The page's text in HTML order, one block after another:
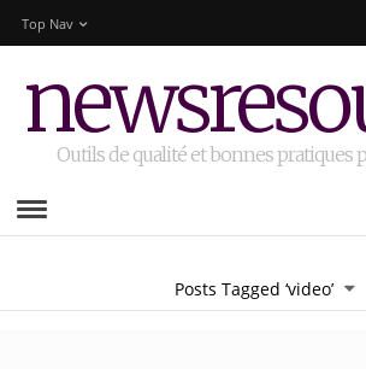
Top Nav
Outils de qualité et bonnes pratiques
Posts Tagged ‘video’